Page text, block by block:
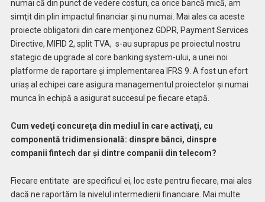
numai că din punct de vedere costuri, ca orice bancă mică, am
simţit din plin impactul financiar şi nu numai. Mai ales ca aceste
proiecte obligatorii din care menţionez GDPR, Payment Services
Directive, MIFID 2, split TVA, s-au suprapus pe proiectul nostru
stategic de upgrade al core banking system-ului, a unei noi
platforme de raportare şi implementarea IFRS 9. A fost un efort
uriaş al echipei care asigura managementul proiectelor şi numai
munca în echipă a asigurat succesul pe fiecare etapă.
Cum vedeţi concureţa din mediul în care activaţi, cu
componentă tridimensională: dinspre bănci, dinspre
companii fintech dar şi dintre companii din telecom?
Fiecare entitate are specificul ei, loc este pentru fiecare, mai ales
dacă ne raportăm la nivelul intermedierii financiare. Mai multe